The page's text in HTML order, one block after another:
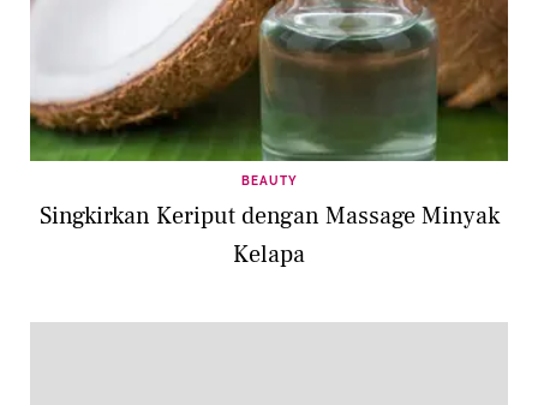
BEAUTY
Singkirkan Keriput dengan Massage Minyak
Kelapa